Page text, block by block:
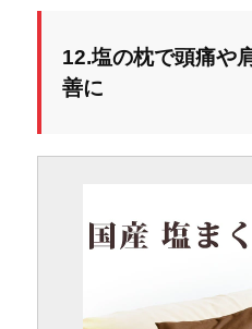
12.塩の枕で頭痛や
善に